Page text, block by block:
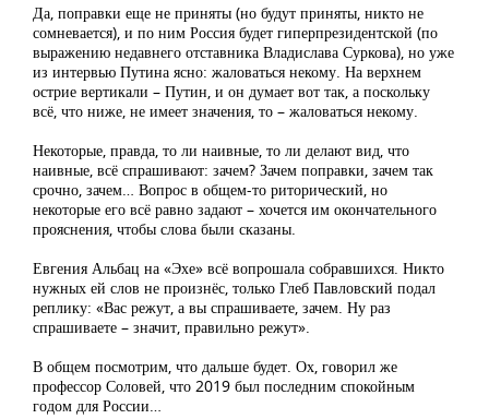
Да, поправки еще не приняты (но будут приняты, никто не
сомневается), и по ним Россия будет гиперпрезидентской (по
выражению недавнего отставника Владислава Суркова), но уже
из интервью Путина ясно: жаловаться некому. На верхнем
острие вертикали – Путин, и он думает вот так, а поскольку
всё, что ниже, не имеет значения, то – жаловаться некому.
Некоторые, правда, то ли наивные, то ли делают вид, что
наивные, всё спрашивают: зачем? Зачем поправки, зачем так
срочно, зачем… Вопрос в общем-то риторический, но
некоторые его всё равно задают – хочется им окончательного
прояснения, чтобы слова были сказаны.
Евгения Альбац на «Эхе» всё вопрошала собравшихся. Никто
нужных ей слов не произнёс, только Глеб Павловский подал
реплику: «Вас режут, а вы спрашиваете, зачем. Ну раз
спрашиваете – значит, правильно режут».
В общем посмотрим, что дальше будет. Ох, говорил же
профессор Соловей, что 2019 был последним спокойным
годом для России…